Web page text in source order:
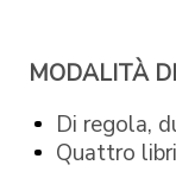
MODALITÀ
Di regola,
Quattro